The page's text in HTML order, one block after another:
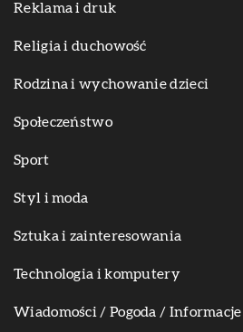
Reklama i druk
Religia i duchowość
Rodzina i wychowanie dzieci
Społeczeństwo
Sport
Styl i moda
Sztuka i zainteresowania
Technologia i komputery
Wiadomości / Pogoda / Informacje